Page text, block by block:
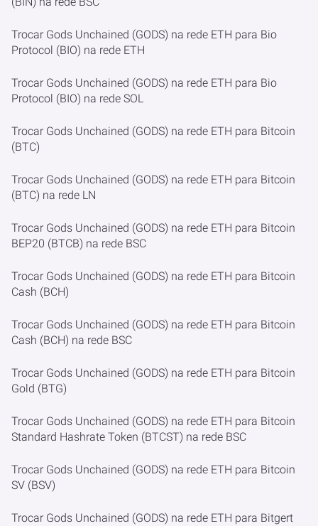
Trocar Gods Unchained (GODS) na rede ETH para Bio
Protocol (BIO) na rede ETH
Trocar Gods Unchained (GODS) na rede ETH para Bio
Protocol (BIO) na rede SOL
Trocar Gods Unchained (GODS) na rede ETH para Bitcoin
(BTC)
Trocar Gods Unchained (GODS) na rede ETH para Bitcoin
(BTC) na rede LN
Trocar Gods Unchained (GODS) na rede ETH para Bitcoin
BEP20 (BTCB) na rede BSC
Trocar Gods Unchained (GODS) na rede ETH para Bitcoin
Cash (BCH)
Trocar Gods Unchained (GODS) na rede ETH para Bitcoin
Cash (BCH) na rede BSC
Trocar Gods Unchained (GODS) na rede ETH para Bitcoin
Gold (BTG)
Trocar Gods Unchained (GODS) na rede ETH para Bitcoin
Standard Hashrate Token (BTCST) na rede BSC
Trocar Gods Unchained (GODS) na rede ETH para Bitcoin
SV (BSV)
Trocar Gods Unchained (GODS) na rede ETH para Bitgert